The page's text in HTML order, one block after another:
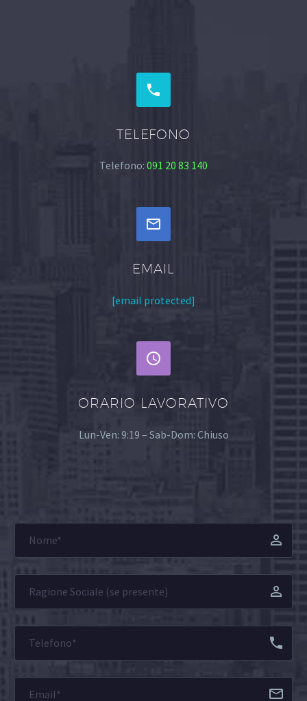


TELEFONO
Telefono: 091 20 83 140


EMAIL
[email protected]


ORARIO LAVORATIVO
Lun-Ven: 9:19 – Sab-Dom: Chiuso